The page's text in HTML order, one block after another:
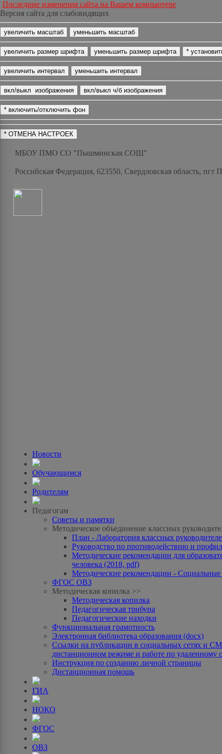
Последние изменения сайта на Вашем компьютере
Версия сайта для слабовидящих
МБОУ ПМО СО "Пышминская СОШ"
Российская Федерация, 623550, Свердловская область,
Новости
Обучающимся
Родителям
Педагогам
Советы и памятки
Методическое объединение классных
План - Лаборатория классных
Руководство по противодействию и
Методические рекомендации для
человека (2018, pdf)
Методические рекомендации -
ФГОС ОВЗ
Методическая копилка >>
Методическая копилка
Педагогическая трибуна
Педагогические находки
Функциональная грамотность
Электронная библиотека образования (docx)
Ссылки на публикации в социальных сетях и
дистанционном режиме и работе по удаленному
Инструкция по созданию личной страницы
Дистанционная помощь
ГИА
НОКО
ФГОС
ОВЗ